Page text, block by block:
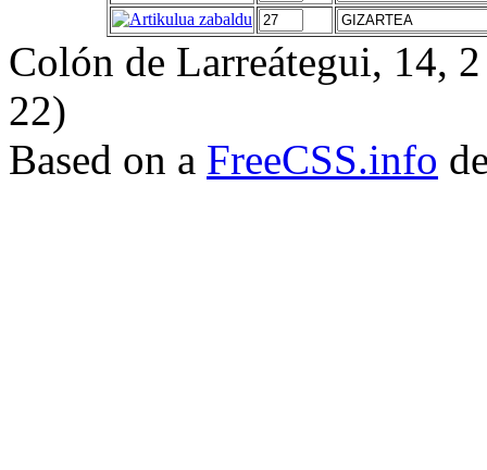
Colón de Larreátegui, 14,
22)
Based on a FreeCSS.info